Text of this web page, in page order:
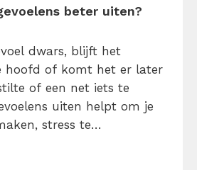
beter uiten?
dwars, blijft het
hoofd of komt het er later
of een net iets te
uiten helpt om je
stress te
dat zonder drama, verwijt